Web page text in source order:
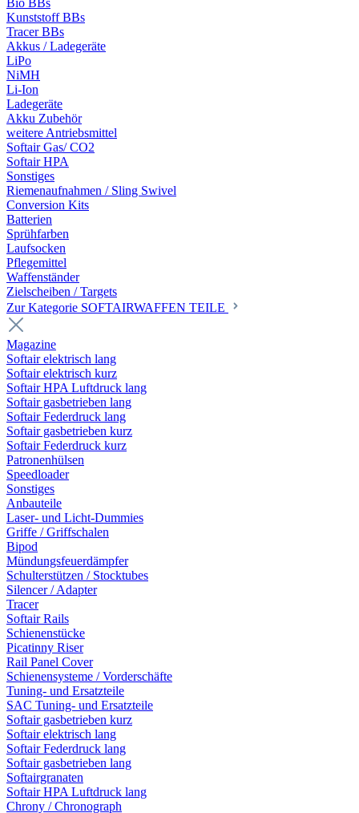
Bio BBs
Kunststoff BBs
Tracer BBs
Akkus / Ladegeräte
LiPo
NiMH
Li-Ion
Ladegeräte
Akku Zubehör
weitere Antriebsmittel
Softair Gas/ CO2
Softair HPA
Sonstiges
Riemenaufnahmen / Sling Swivel
Conversion Kits
Batterien
Sprühfarben
Laufsocken
Pflegemittel
Waffenständer
Zielscheiben / Targets
Zur Kategorie SOFTAIRWAFFEN TEILE
Magazine
Softair elektrisch lang
Softair elektrisch kurz
Softair HPA Luftdruck lang
Softair gasbetrieben lang
Softair Federdruck lang
Softair gasbetrieben kurz
Softair Federdruck kurz
Patronenhülsen
Speedloader
Sonstiges
Anbauteile
Laser- und Licht-Dummies
Griffe / Griffschalen
Bipod
Mündungsfeuerdämpfer
Schulterstützen / Stocktubes
Silencer / Adapter
Tracer
Softair Rails
Schienenstücke
Picatinny Riser
Rail Panel Cover
Schienensysteme / Vorderschäfte
Tuning- und Ersatzteile
SAC Tuning- und Ersatzteile
Softair gasbetrieben kurz
Softair elektrisch lang
Softair Federdruck lang
Softair gasbetrieben lang
Softairgranaten
Softair HPA Luftdruck lang
Chrony / Chronograph